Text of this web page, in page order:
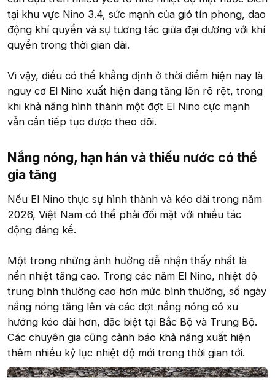
tại khu vực Nino 3.4, sức mạnh của gió tín phong, dao
động khí quyển và sự tương tác giữa đại dương với khí
quyển trong thời gian dài.
Vì vậy, điều có thể khẳng định ở thời điểm hiện nay là
nguy cơ El Nino xuất hiện đang tăng lên rõ rệt, trong
khi khả năng hình thành một đợt El Nino cực mạnh
vẫn cần tiếp tục được theo dõi.
Nắng nóng, hạn hán và thiếu nước có thể
gia tăng​
Nếu El Nino thực sự hình thành và kéo dài trong năm
2026, Việt Nam có thể phải đối mặt với nhiều tác
động đáng kể.
Một trong những ảnh hưởng dễ nhận thấy nhất là
nền nhiệt tăng cao. Trong các năm El Nino, nhiệt độ
trung bình thường cao hơn mức bình thường, số ngày
nắng nóng tăng lên và các đợt nắng nóng có xu
hướng kéo dài hơn, đặc biệt tại Bắc Bộ và Trung Bộ.
Các chuyên gia cũng cảnh báo khả năng xuất hiện
thêm nhiều kỷ lục nhiệt độ mới trong thời gian tới.